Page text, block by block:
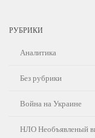
РУБРИКИ
Аналитика
Без рубрики
Война на Украине
НЛО Необъявленый